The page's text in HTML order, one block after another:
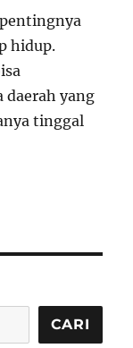
hidup.
daerah yang
tinggal
CARI